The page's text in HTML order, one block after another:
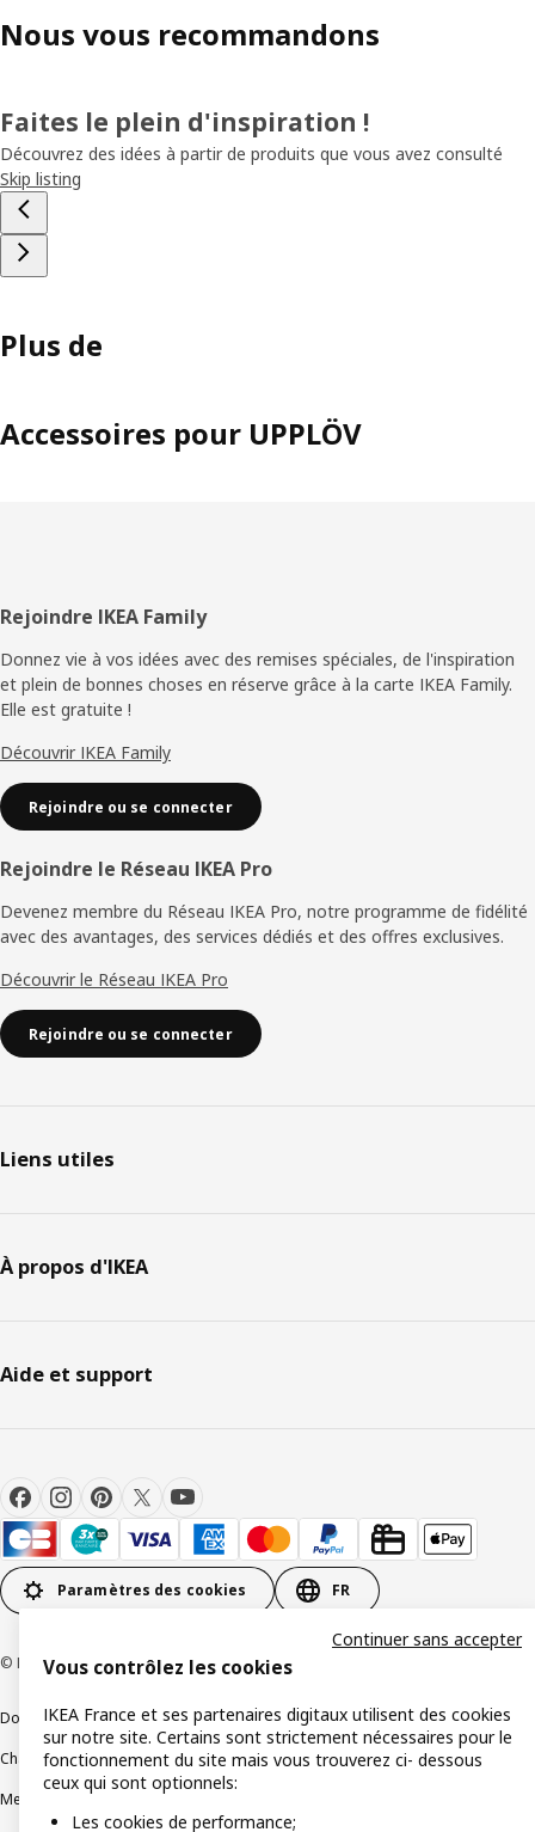
Nous vous recommandons
Faites le plein d'inspiration !
Découvrez des idées à partir de produits que vous avez consulté
Skip listing
Plus de
Accessoires pour UPPLÖV
Pied
de
page
Rejoindre IKEA Family
Donnez vie à vos idées avec des remises spéciales, de l'inspiration
et plein de bonnes choses en réserve grâce à la carte IKEA Family.
Elle est gratuite !
Découvrir IKEA Family
Rejoindre ou se connecter
Rejoindre le Réseau IKEA Pro
Devenez membre du Réseau IKEA Pro, notre programme de fidélité
avec des avantages, des services dédiés et des offres exclusives.
Découvrir le Réseau IKEA Pro
Rejoindre ou se connecter
Liens utiles
À propos d'IKEA
Aide et support
Paramètres des cookies FR
© Inter IKEA Systems B.V 1999-2026
Documents juridiques et informations légales
Charte de protection des donnéesPolitique relative aux cookies
Mentions légales
Alertes fraude
Vous contrôlez les cookies
IKEA France et ses partenaires digitaux utilisent des cookies
sur notre site. Certains sont strictement nécessaires pour le
fonctionnement du site mais vous trouverez ci- dessous
ceux qui sont optionnels:
Les cookies de performance;
Continuer sans accepter